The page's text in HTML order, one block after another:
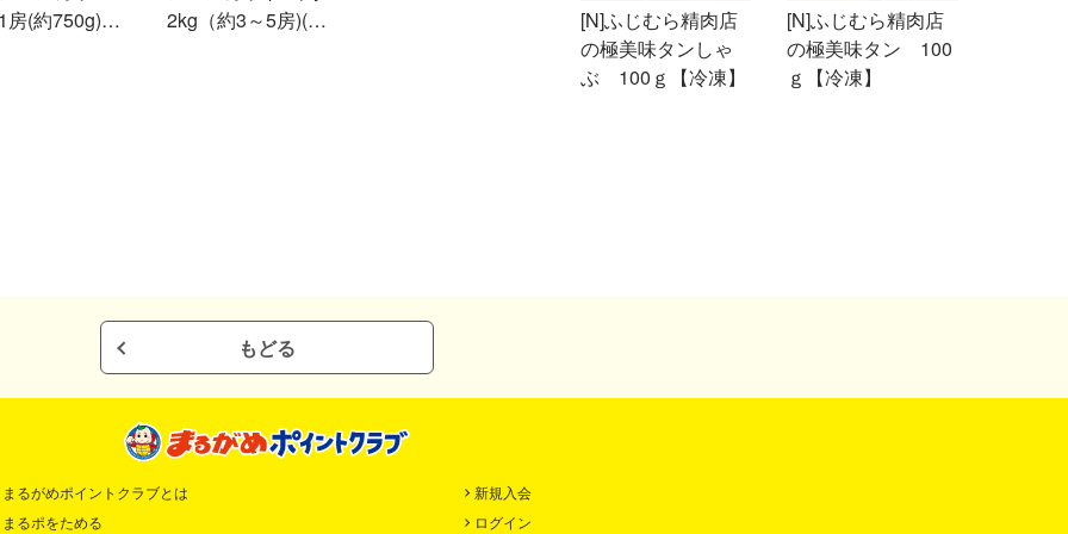
(約750g)
2kg（約3～5房)(冷
[N]ふじむら精肉店
の極美味タンしゃ
ぶ 100ｇ【冷凍】
[N]ふじむら精肉店
の極美味タン 100
ｇ【冷凍】
もどる
まるがめポイントクラブとは
まるポをためる
新規入会
ログイン